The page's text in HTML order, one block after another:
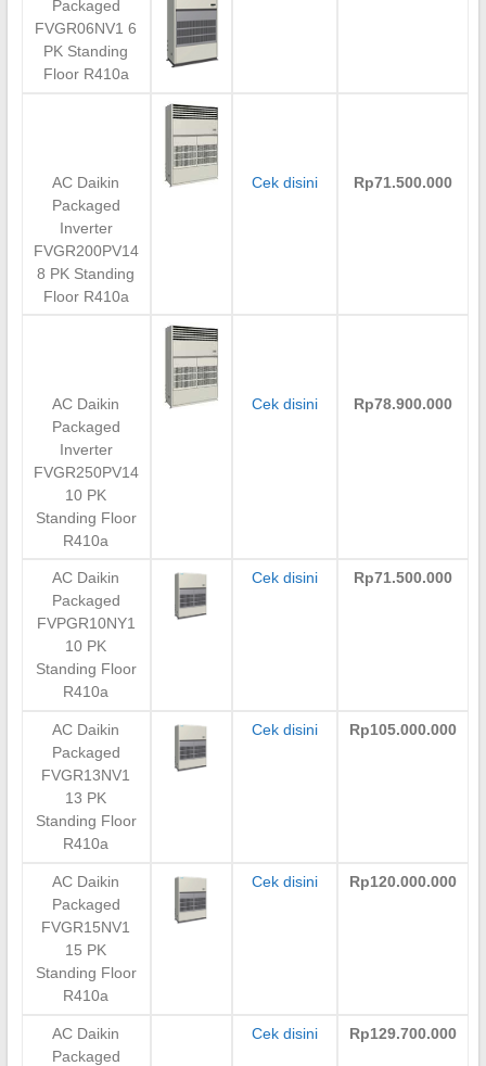
Packaged
FVGR06NV1 6
PK Standing
Floor R410a
AC Daikin
Packaged
Inverter
FVGR200PV14
8 PK Standing
Floor R410a
Cek disini Rp71.500.000
AC Daikin
Packaged
Inverter
FVGR250PV14
10 PK
Standing Floor
R410a
Cek disini Rp78.900.000
AC Daikin
Packaged
FVPGR10NY1
10 PK
Standing Floor
R410a
Cek disini Rp71.500.000
AC Daikin
Packaged
FVGR13NV1
13 PK
Standing Floor
R410a
Cek disini Rp105.000.000
AC Daikin
Packaged
FVGR15NV1
15 PK
Standing Floor
R410a
Cek disini Rp120.000.000
AC Daikin
Packaged
Cek disini Rp129.700.000